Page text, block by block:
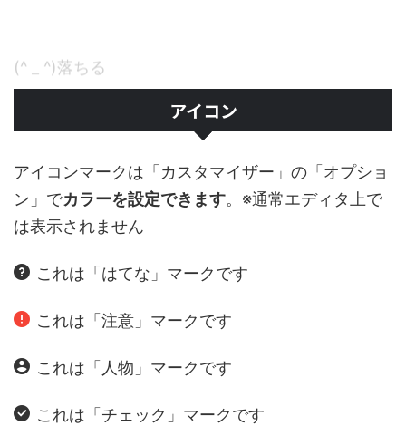
(^ _ ^)落ちる
アイコン
アイコンマークは「カスタマイザー」の「オプショ
ン」でカラーを設定できます。※通常エディタ上で
は表示されません
これは「はてな」マークです
これは「注意」マークです
これは「人物」マークです
これは「チェック」マークです